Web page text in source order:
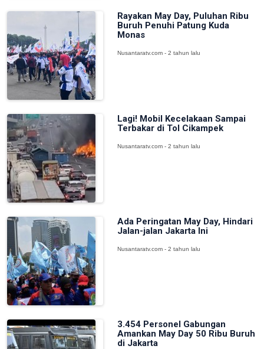
Rayakan May Day, Puluhan Ribu
Buruh Penuhi Patung Kuda
Monas
Nusantaratv.com - 2 tahun lalu
Lagi! Mobil Kecelakaan Sampai
Terbakar di Tol Cikampek
Nusantaratv.com - 2 tahun lalu
Ada Peringatan May Day, Hindari
Jalan-jalan Jakarta Ini
Nusantaratv.com - 2 tahun lalu
3.454 Personel Gabungan
Amankan May Day 50 Ribu Buruh
di Jakarta